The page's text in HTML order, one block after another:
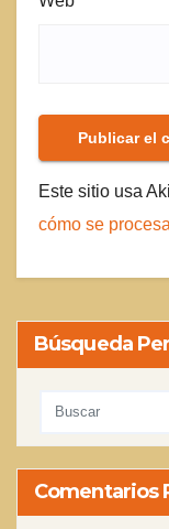
Este sitio usa
cómo se
Búsqueda
Comentarios